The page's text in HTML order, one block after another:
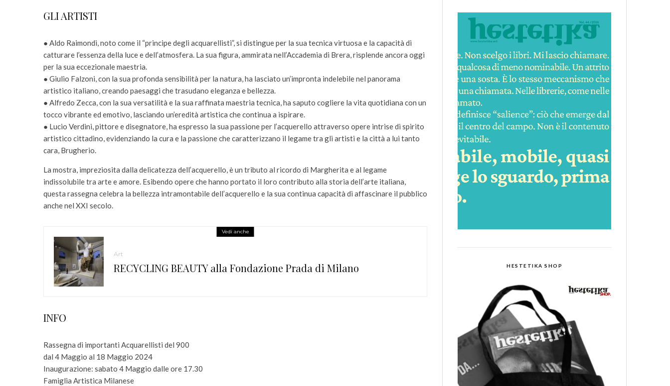
GLI ARTISTI
● Aldo Raimondi, noto come il “principe degli acquarellisti”, si distingue per la sua tecnica virtuosa e la capacità di
catturare l’essenza della luce e dell’atmosfera. La sua figura, ammirata nell’Accademia di Brera, risplende ancora oggi
per la sua eccezionale maestria.
● Giulio Falzoni, con la sua profonda sensibilità per la natura, ha lasciato un’impronta indelebile nel panorama
artistico italiano, creando paesaggi che trasudano eleganza e bellezza.
● Alfredo Zecca, con la sua versatilità e la sua raffinata maestria tecnica, ha saputo cogliere la vita quotidiana con un
tocco vibrante ed emotivo, lasciando un’eredità artistica che continua a ispirare.
● Lucio Verdini, pittore e disegnatore, ha espresso la sua passione per l’acquerello attraverso opere intrise di spirito
artistico cittadino, evidenziando la cura e la passione che caratterizzano il legame tra gli artisti e la città a lui tanto
cara, Brugherio.
La mostra, impreziosita dalla delicatezza dell’acquerello, è un tributo al ricordo di Margherita e al legame
indissolubile tra arte e amore. Esibendo opere che hanno portato il loro contributo alla storia dell’arte italiana,
questa rassegna celebra la bellezza intramontabile dell’acquerello e la sua continua capacità di affascinare il pubblico
anche nel XXI secolo.
Vedi anche
Art
RECYCLING BEAUTY alla Fondazione Prada di Milano
INFO
Rassegna di importanti Acquarellisti del 900
dal 4 Maggio al 18 Maggio 2024
Inaugurazione: sabato 4 Maggio dalle ore 17.30
Famiglia Artistica Milanese
HESTETIKA SHOP